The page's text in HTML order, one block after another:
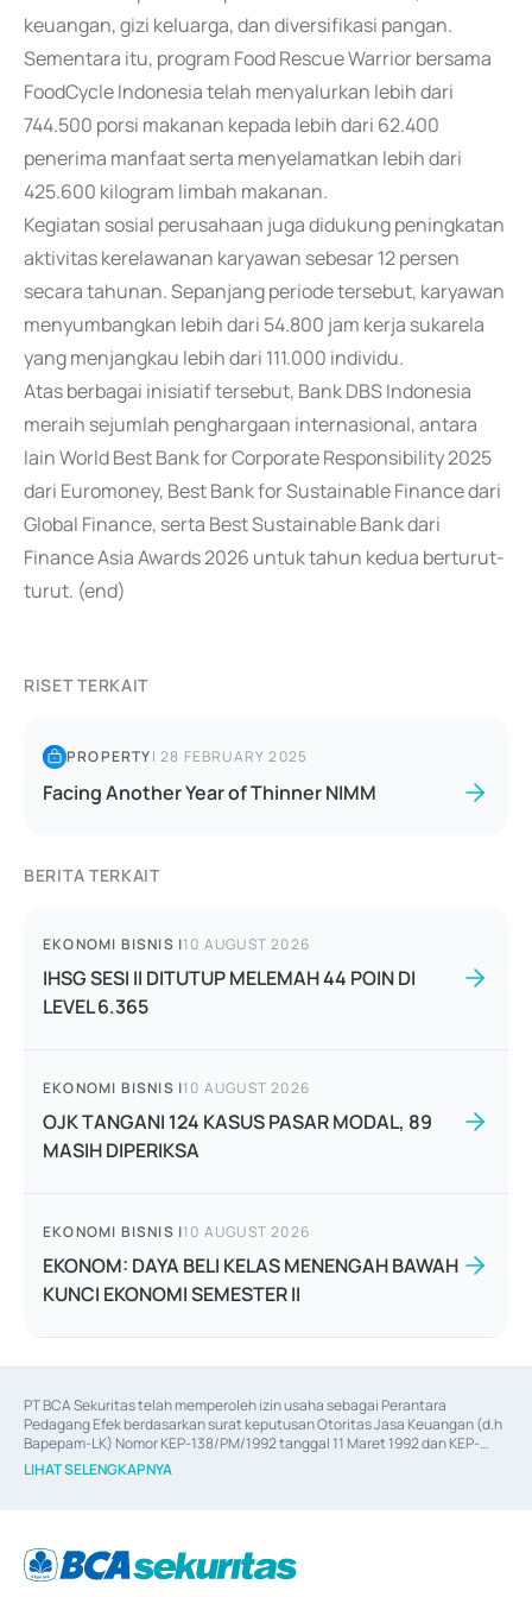
keuangan, gizi keluarga, dan diversifikasi pangan.
Sementara itu, program Food Rescue Warrior bersama
FoodCycle Indonesia telah menyalurkan lebih dari
744.500 porsi makanan kepada lebih dari 62.400
penerima manfaat serta menyelamatkan lebih dari
425.600 kilogram limbah makanan.
Kegiatan sosial perusahaan juga didukung peningkatan
aktivitas kerelawanan karyawan sebesar 12 persen
secara tahunan. Sepanjang periode tersebut, karyawan
menyumbangkan lebih dari 54.800 jam kerja sukarela
yang menjangkau lebih dari 111.000 individu.
Atas berbagai inisiatif tersebut, Bank DBS Indonesia
meraih sejumlah penghargaan internasional, antara
lain World Best Bank for Corporate Responsibility 2025
dari Euromoney, Best Bank for Sustainable Finance dari
Global Finance, serta Best Sustainable Bank dari
Finance Asia Awards 2026 untuk tahun kedua berturut-
turut. (end)
RISET TERKAIT
PROPERTY|28 FEBRUARY 2025
Facing Another Year of Thinner NIMM
BERITA TERKAIT
EKONOMI BISNIS |10 AUGUST 2026
IHSG SESI II DITUTUP MELEMAH 44 POIN DI
LEVEL 6.365
EKONOMI BISNIS |10 AUGUST 2026
OJK TANGANI 124 KASUS PASAR MODAL, 89
MASIH DIPERIKSA
EKONOMI BISNIS |10 AUGUST 2026
EKONOM: DAYA BELI KELAS MENENGAH BAWAH
KUNCI EKONOMI SEMESTER II
PT BCA Sekuritas telah memperoleh izin usaha sebagai Perantara
Pedagang Efek berdasarkan surat keputusan Otoritas Jasa Keuangan (d.h
Bapepam-LK) Nomor KEP-138/PM/1992 tanggal 11 Maret 1992 dan KEP-
06/D.04/2014 tanggal 28 Februari 2014, izin usaha sebagai Penjamin Emisi
Efek berdasarkan surat keputusan Otoritas Jasa Keuangan Nomor KEP-
berdasarkan surat keputusan Otoritas Jasa Keuangan Nomor S-
67/PM.21/2017 tanggal 3 Februari 2017, dan beberapa izin usaha lainnya
LIHAT SELENGKAPNYA